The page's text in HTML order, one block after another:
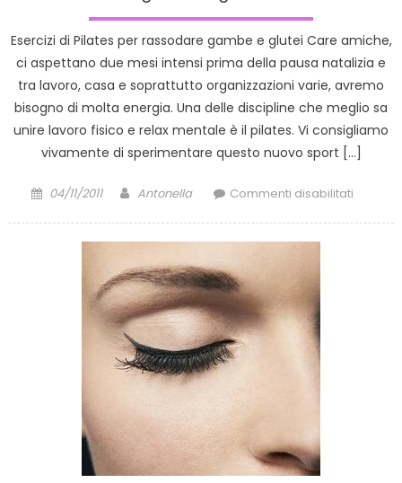
Esercizi di Pilates per rassodare gambe e glutei Care amiche,
ci aspettano due mesi intensi prima della pausa natalizia e
tra lavoro, casa e soprattutto organizzazioni varie, avremo
bisogno di molta energia. Una delle discipline che meglio sa
unire lavoro fisico e relax mentale è il pilates. Vi consigliamo
vivamente di sperimentare questo nuovo sport […]
Posted
04/11/2011 Author
Antonella Commenti disabilitatisu